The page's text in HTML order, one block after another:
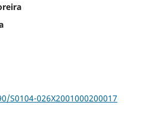
S0104-026X2001000200017